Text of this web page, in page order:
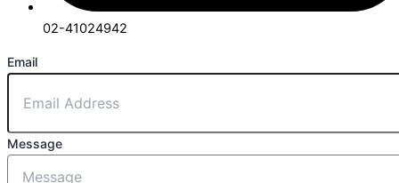
02-41024942
Email
Message